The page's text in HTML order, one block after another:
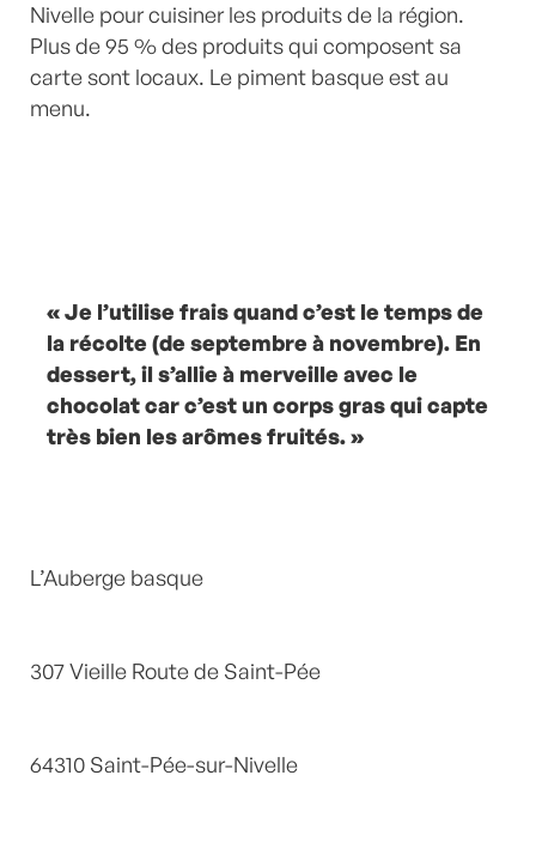
Nivelle pour cuisiner les produits de la région.
Plus de 95 % des produits qui composent sa
carte sont locaux. Le piment basque est au
menu.
« Je l’utilise frais quand c’est le temps de
la récolte (de septembre à novembre). En
dessert, il s’allie à merveille avec le
chocolat car c’est un corps gras qui capte
très bien les arômes fruités. »
L’Auberge basque
307 Vieille Route de Saint-Pée
64310 Saint-Pée-sur-Nivelle